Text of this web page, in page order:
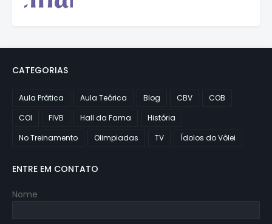
CATEGORIAS
Aula Prática Aula Teórica Blog CBV
COB
COI
FIVB Hall da Fama
História
No Treinamento
Olimpiadas TV Ídolos do Vôlei
ENTRE EM CONTATO
Nome